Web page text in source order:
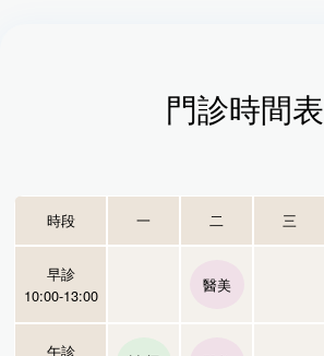
門診時間表
時段 一 二 三
早診
10:00-13:00
醫美
午診